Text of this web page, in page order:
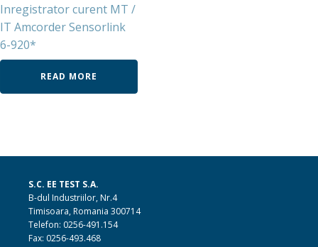
Inregistrator curent MT /
IT Amcorder Sensorlink
6-920*
READ MORE
S.C. EE TEST S.A.
B-dul Industriilor, Nr.4
Timisoara, Romania 300714
Telefon: 0256-491.154
Fax: 0256-493.468